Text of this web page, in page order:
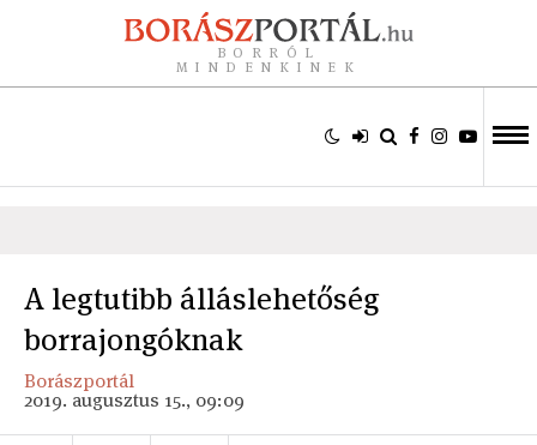
BORRÓL
MINDENKINEK
A legtutibb álláslehetőség
borrajongóknak
Borászportál
2019. augusztus 15., 09:09